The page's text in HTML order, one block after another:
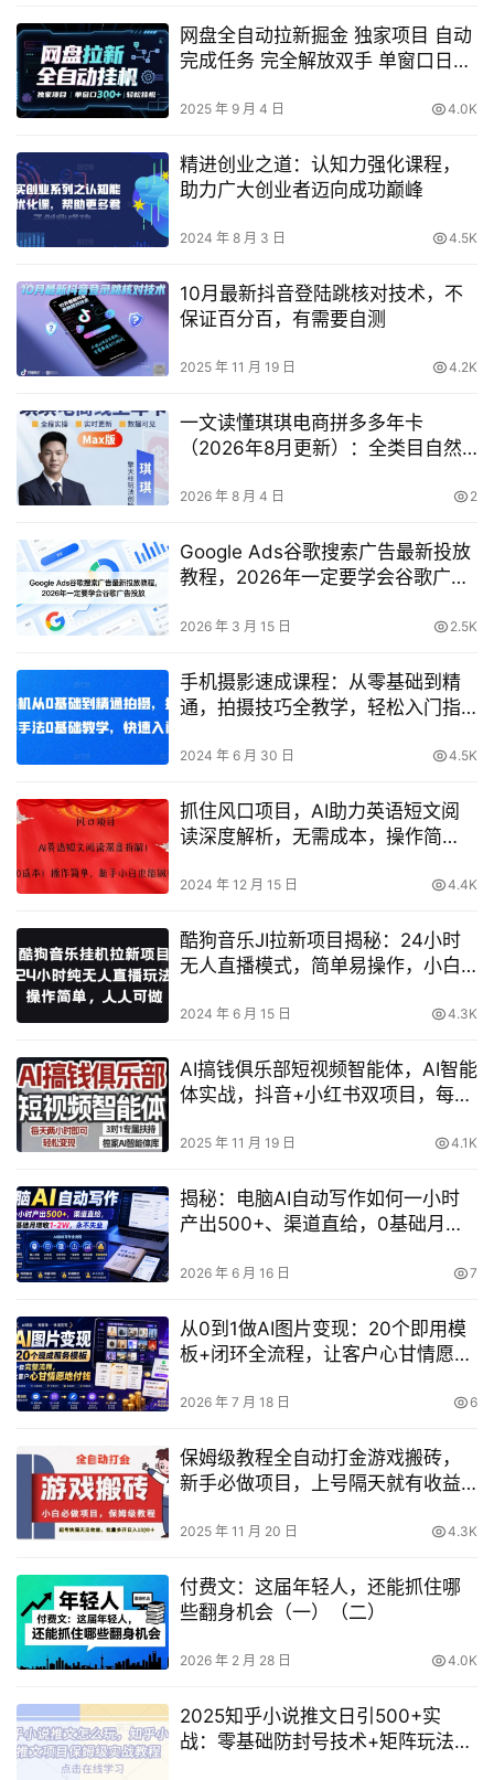
网盘全自动拉新掘金 独家项目 自动
完成任务 完全解放双手 单窗口日入
2025 年 9 月 4 日 4.0K
精进创业之道：认知力强化课程，
助力广大创业者迈向成功巅峰
2024 年 8 月 3 日 4.5K
10月最新抖音登陆跳核对技术，不
保证百分百，有需要自测
2025 年 11 月 19 日 4.2K
一文读懂琪琪电商拼多多年卡
（2026年8月更新）：全类目自然
量与非标品高阶运营全套实战
2026 年 8 月 4 日 2
Google Ads谷歌搜索广告最新投放
教程，2026年一定要学会谷歌广告
2026 年 3 月 15 日 2.5K
手机摄影速成课程：从零基础到精
通，拍摄技巧全教学，轻松入门指
2024 年 6 月 30 日 4.5K
抓住风口项目，AI助力英语短文阅
读深度解析，无需成本，操作简
2024 年 12 月 15 日 4.4K
酷狗音乐JI拉新项目揭秘：24小时
无人直播模式，简单易操作，小白
2024 年 6 月 15 日 4.3K
AI搞钱俱乐部短视频智能体，AI智能
体实战，抖音+小红书双项目，每天
2025 年 11 月 19 日 4.1K
揭秘：电脑AI自动写作如何一小时
产出500+、渠道直给，0基础月增
2026 年 6 月 16 日 7
从0到1做AI图片变现：20个即用模
板+闭环全流程，让客户心甘情愿买
2026 年 7 月 18 日 6
保姆级教程全自动打金游戏搬砖，
新手必做项目，上号隔天就有收益
2025 年 11 月 20 日 4.3K
付费文：这届年轻人，还能抓住哪
些翻身机会（一）（二）
2026 年 2 月 28 日 4.0K
2025知乎小说推文日引500+实
战：零基础防封号技术+矩阵玩法保